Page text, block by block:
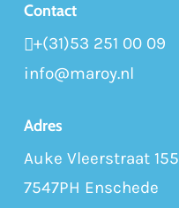
Contact
+(31)53 251 00 09
info@maroy.nl
Adres
Auke Vleerstraat 155
7547PH Enschede